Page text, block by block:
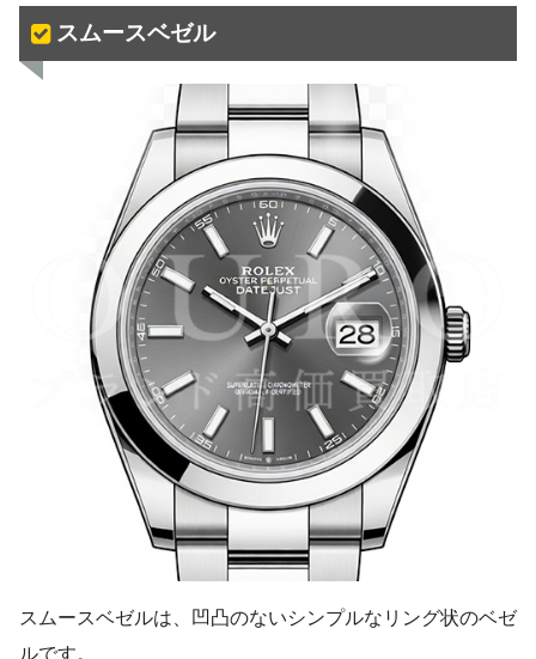
スムースベゼル
スムースベゼルは、凹凸のないシンプルなリング状のベゼ
ルです。